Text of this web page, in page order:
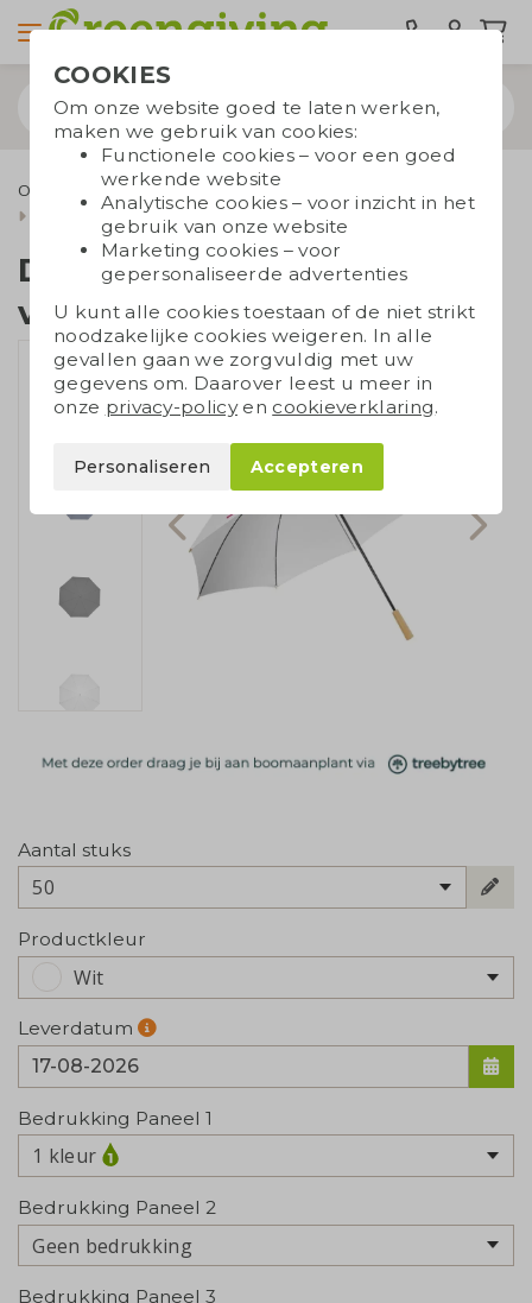
Outdoor & Vrije tijd Duurzame paraplu's
Duurzame golfparaplu voor twee
Duurzame golfparaplu
voor twee
Aantal stuks
50
Productkleur
Wit
Leverdatum
Bedrukking Paneel 1
1 kleur
Bedrukking Paneel 2
Geen bedrukking
Bedrukking Paneel 3
COOKIES
Om onze website goed te laten werken,
maken we gebruik van cookies:
Functionele cookies – voor een goed
werkende website
Analytische cookies – voor inzicht in het
gebruik van onze website
Marketing cookies – voor
gepersonaliseerde advertenties
U kunt alle cookies toestaan of de niet strikt
noodzakelijke cookies weigeren. In alle
gevallen gaan we zorgvuldig met uw
gegevens om. Daarover leest u meer in
onze privacy-policyen cookieverklaring.
Personaliseren Accepteren